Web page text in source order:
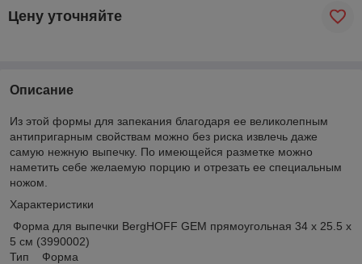
Цену уточняйте
Описание
Из этой формы для запекания благодаря ее великолепным
антипригарным свойствам можно без риска извлечь даже
самую нежную выпечку. По имеющейся разметке можно
наметить себе желаемую порцию и отрезать ее специальным
ножом.
Характеристики
Форма для выпечки BergHOFF GEM прямоугольная 34 х 25.5 х
5 см (3990002)
Тип Форма